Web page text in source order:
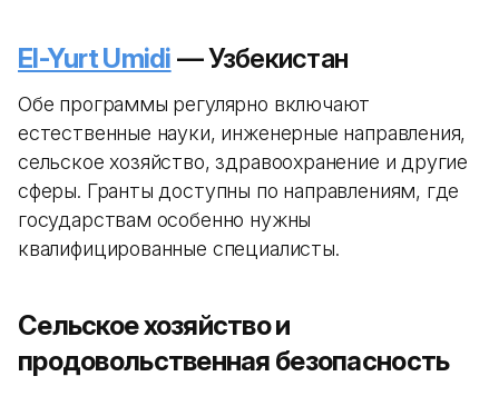
El-Yurt Umidi — Узбекистан
Обе программы регулярно включают
естественные науки, инженерные направления,
сельское хозяйство, здравоохранение и другие
сферы. Гранты доступны по направлениям, где
государствам особенно нужны
квалифицированные специалисты.
Сельское хозяйство и
продовольственная безопасность